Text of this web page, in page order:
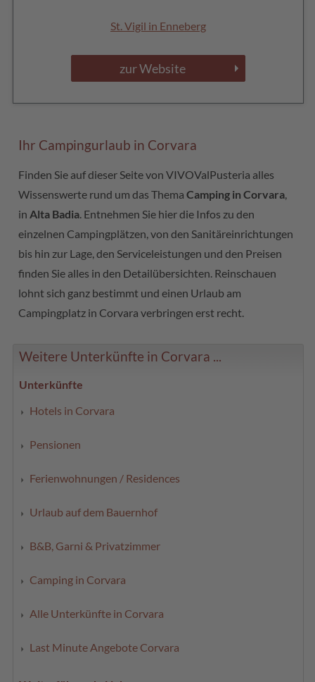
St. Vigil in Enneberg
zur Website
Ihr Campingurlaub in Corvara
Finden Sie auf dieser Seite von VIVOValPusteria alles
Wissenswerte rund um das ThemaCamping in Corvara
in Alta Badia . Entnehmen Sie hier die Infos zu den
einzelnen Campingplätzen, von den Sanitäreinrichtungen
bis hin zur Lage, den Serviceleistungen und den Preisen
finden Sie alles in den Detailübersichten. Reinschauen
lohnt sich ganz bestimmt und einen Urlaub am
Campingplatz in Corvara verbringen erst recht.
Weitere Unterkünfte in Corvara ...
Unterkünfte
Hotels in Corvara
Pensionen
Ferienwohnungen / Residences
Urlaub auf dem Bauernhof
B&B, Garni & Privatzimmer
Camping in Corvara
Alle Unterkünfte in Corvara
Last Minute Angebote Corvara